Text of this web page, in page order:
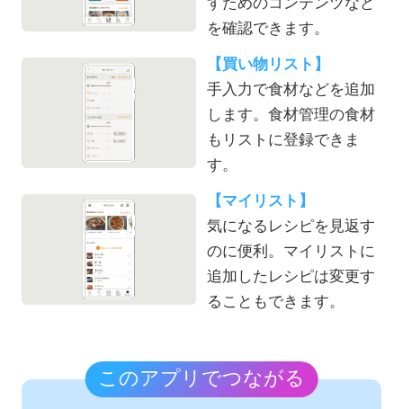
すためのコンテンツなど
を確認できます。
【買い物リスト】
手入力で食材などを追加
します。食材管理の食材
もリストに登録できま
す。
【マイリスト】
気になるレシピを見返す
のに便利。マイリストに
追加したレシピは変更す
ることもできます。
このアプリでつながる